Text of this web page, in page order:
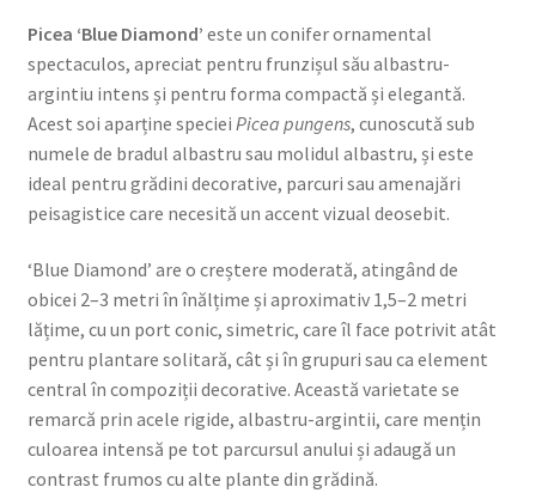
Picea ‘Blue Diamond’ este un conifer ornamental
spectaculos, apreciat pentru frunzișul său albastru-
argintiu intens și pentru forma compactă și elegantă.
Acest soi aparține speciei Picea pungens, cunoscută sub
numele de bradul albastru sau molidul albastru, și este
ideal pentru grădini decorative, parcuri sau amenajări
peisagistice care necesită un accent vizual deosebit.
‘Blue Diamond’ are o creștere moderată, atingând de
obicei 2–3 metri în înălțime și aproximativ 1,5–2 metri
lățime, cu un port conic, simetric, care îl face potrivit atât
pentru plantare solitară, cât și în grupuri sau ca element
central în compoziții decorative. Această varietate se
remarcă prin acele rigide, albastru-argintii, care mențin
culoarea intensă pe tot parcursul anului și adaugă un
contrast frumos cu alte plante din grădină.